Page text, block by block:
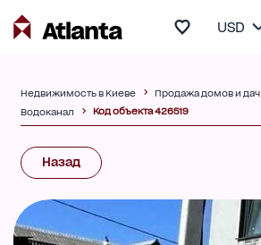
USD
Недвижимость в Киеве Продажа домов и дач
Водоканал
Код объекта 426519
Назад